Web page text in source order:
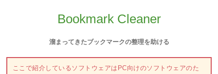
Bookmark Cleaner
溜まってきたブックマークの整理を助ける
ここで紹介しているソフトウェアはPC向けのソフトウェアのた